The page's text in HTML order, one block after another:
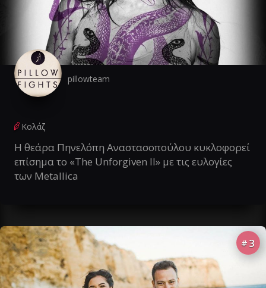
pillowteam
Κολάζ
Η θεάρα Πηνελόπη Αναστασοπούλου κυκλοφορεί
επίσημα το «The Unforgiven II» με τις ευλογίες
των Metallica
# 3